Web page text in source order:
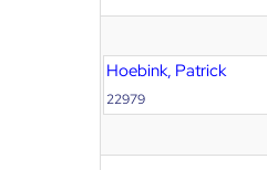
Hoebink, Patrick
22979